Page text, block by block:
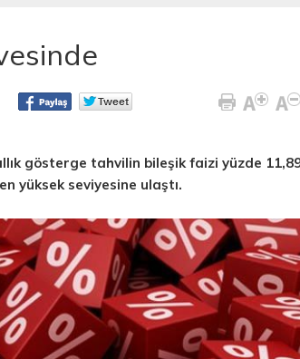
gösterge tahvilin bileşik faizi yüzde
yüksek seviyesine ulaştı.